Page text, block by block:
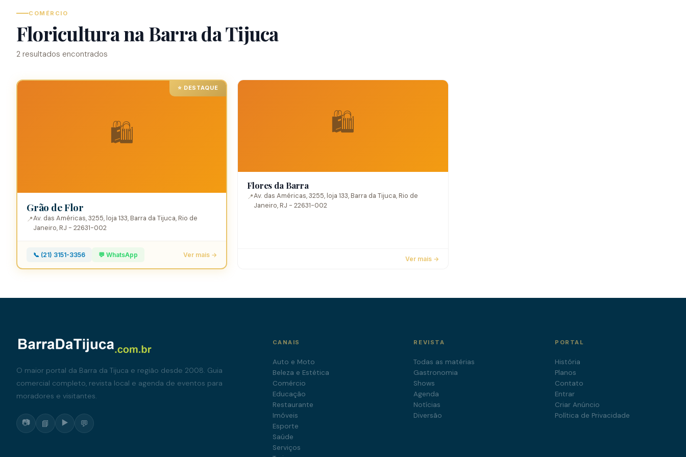
COMÉRCIO
Floricultura na Barra da Tijuca
2 resultados encontrados
🛍️
Grão de Flor
📍Av. das Américas, 3255, loja 133, Barra da Tijuca, Rio de
Janeiro, RJ - 22631-002
📞 (21) 3151-3356 💬 WhatsApp Ver mais →
🛍️
Flores da Barra
📍Av. das Américas, 3255, loja 133, Barra da Tijuca, Rio de
Janeiro, RJ - 22631-002
Ver mais →
O maior portal da Barra da Tijuca e região desde 2008. Guia
comercial completo, revista local e agenda de eventos para
moradores e visitantes.
📷 📘 ▶️ 💬
CANAIS
Auto e Moto
Beleza e Estética
Comércio
Educação
Restaurante
Imóveis
Esporte
Saúde
Serviços
REVISTA
Todas as matérias
Gastronomia
Shows
Agenda
Notícias
Diversão
PORTAL
História
Planos
Contato
Entrar
Criar Anúncio
Política de Privacidade